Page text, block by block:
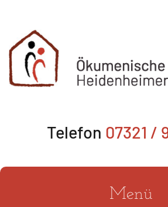
Inhalt
springen
Telefon 07321 /
Menü